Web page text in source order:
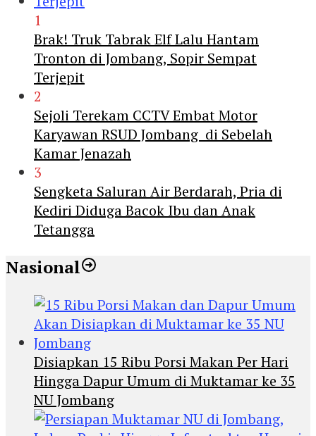
1
Brak! Truk Tabrak Elf Lalu Hantam
Tronton di Jombang, Sopir Sempat
Terjepit
2
Sejoli Terekam CCTV Embat Motor
Karyawan RSUD Jombang di Sebelah
Kamar Jenazah
3
Sengketa Saluran Air Berdarah, Pria di
Kediri Diduga Bacok Ibu dan Anak
Tetangga
Nasional
Disiapkan 15 Ribu Porsi Makan Per Hari
Hingga Dapur Umum di Muktamar ke 35
NU Jombang